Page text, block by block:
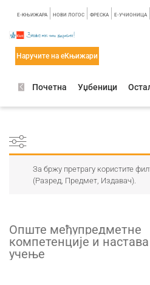
E-КЊИЖАРА НОВИ ЛОГОС ФРЕСКА E-УЧИОНИЦА
Наручите на еКњижари
Почетна Уџбеници
За бржу претрагу користите
(Разред, Предмет, Издавач).
Опште међупредметне
компетенције и
учење